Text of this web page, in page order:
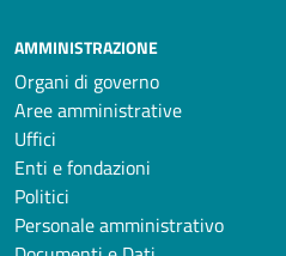
AMMINISTRAZIONE
Organi di governo
Aree amministrative
Uffici
Enti e fondazioni
Politici
Personale amministrativo